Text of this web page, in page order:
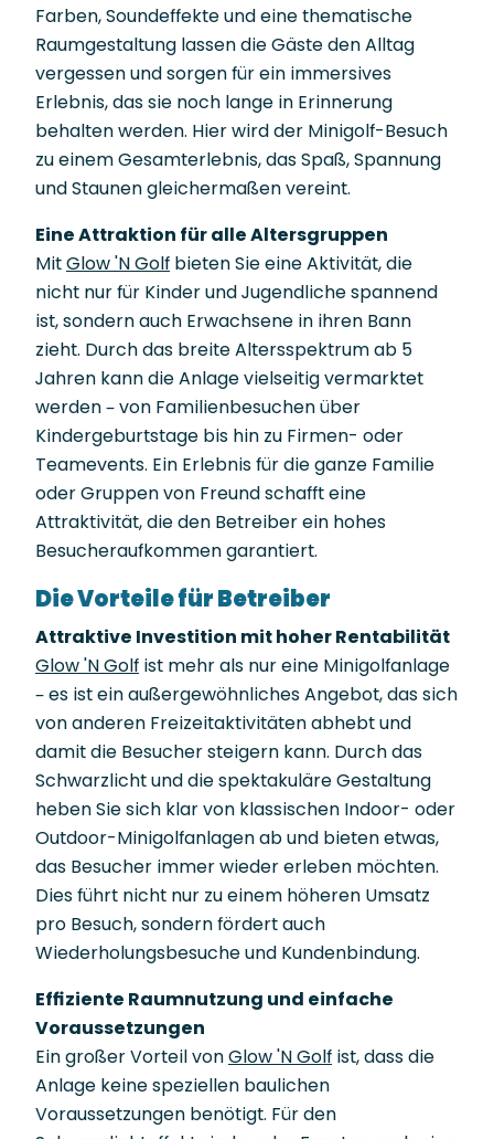
Farben, Soundeffekte und eine thematische
Raumgestaltung lassen die Gäste den Alltag
vergessen und sorgen für ein immersives
Erlebnis, das sie noch lange in Erinnerung
behalten werden. Hier wird der Minigolf-Besuch
zu einem Gesamterlebnis, das Spaß, Spannung
und Staunen gleichermaßen vereint.
Eine Attraktion für alle Altersgruppen
MitGlow 'N Golf bieten Sie eine Aktivität, die
nicht nur für Kinder und Jugendliche spannend
ist, sondern auch Erwachsene in ihren Bann
zieht. Durch das breite Altersspektrum ab 5
Jahren kann die Anlage vielseitig vermarktet
werden – von Familienbesuchen über
Kindergeburtstage bis hin zu Firmen- oder
Teamevents. Ein Erlebnis für die ganze Familie
oder Gruppen von Freund schafft eine
Attraktivität, die den Betreiber ein hohes
Besucheraufkommen garantiert.
Die Vorteile für Betreiber
Attraktive Investition mit hoher Rentabilität
Glow 'N Golf ist mehr als nur eine Minigolfanlage
– es ist ein außergewöhnliches Angebot, das sich
von anderen Freizeitaktivitäten abhebt und
damit die Besucher steigern kann. Durch das
Schwarzlicht und die spektakuläre Gestaltung
heben Sie sich klar von klassischen Indoor- oder
Outdoor-Minigolfanlagen ab und bieten etwas,
das Besucher immer wieder erleben möchten.
Dies führt nicht nur zu einem höheren Umsatz
pro Besuch, sondern fördert auch
Wiederholungsbesuche und Kundenbindung.
Effiziente Raumnutzung und einfache
Voraussetzungen
Ein großer Vorteil vonGlow 'N Golf ist, dass die
Anlage keine speziellen baulichen
Voraussetzungen benötigt. Für den